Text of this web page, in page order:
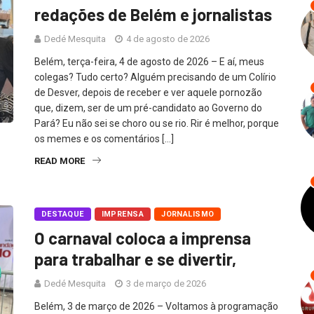
redações de Belém e jornalistas
Dedé Mesquita 4 de agosto de 2026
Belém, terça-feira, 4 de agosto de 2026 – E aí, meus
colegas? Tudo certo? Alguém precisando de um Colírio
de Desver, depois de receber e ver aquele pornozão
que, dizem, ser de um pré-candidato ao Governo do
Pará? Eu não sei se choro ou se rio. Rir é melhor, porque
os memes e os comentários […]
READ MORE
DESTAQUE IMPRENSA JORNALISMO
O carnaval coloca a imprensa
para trabalhar e se divertir,
Dedé Mesquita 3 de março de 2026
Belém, 3 de março de 2026 – Voltamos à programação